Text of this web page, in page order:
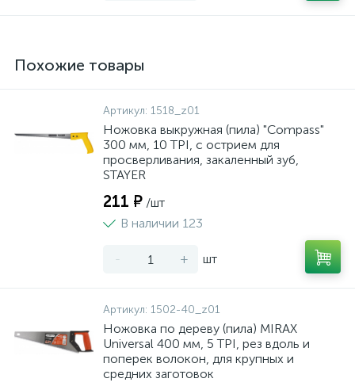
Похожие товары
Артикул: 1518_z01
Ножовка выкружная (пила) "Compass"
300 мм, 10 TPI, с острием для
просверливания, закаленный зуб,
STAYER
211 ₽ /шт
В наличии 123
- + шт
Артикул: 1502-40_z01
Ножовка по дереву (пила) MIRAX
Universal 400 мм, 5 TPI, рез вдоль и
поперек волокон, для крупных и
средних заготовок